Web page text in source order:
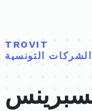
TROVIT
التونسية